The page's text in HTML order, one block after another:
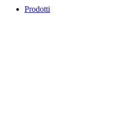
Prodotti